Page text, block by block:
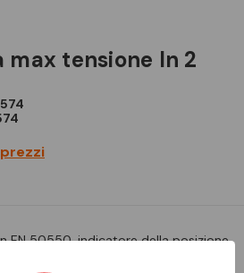
max tensione ln 2
EN 50550, indicatore della posizione